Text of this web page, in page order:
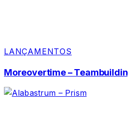
LANÇAMENTOS
Moreovertime –